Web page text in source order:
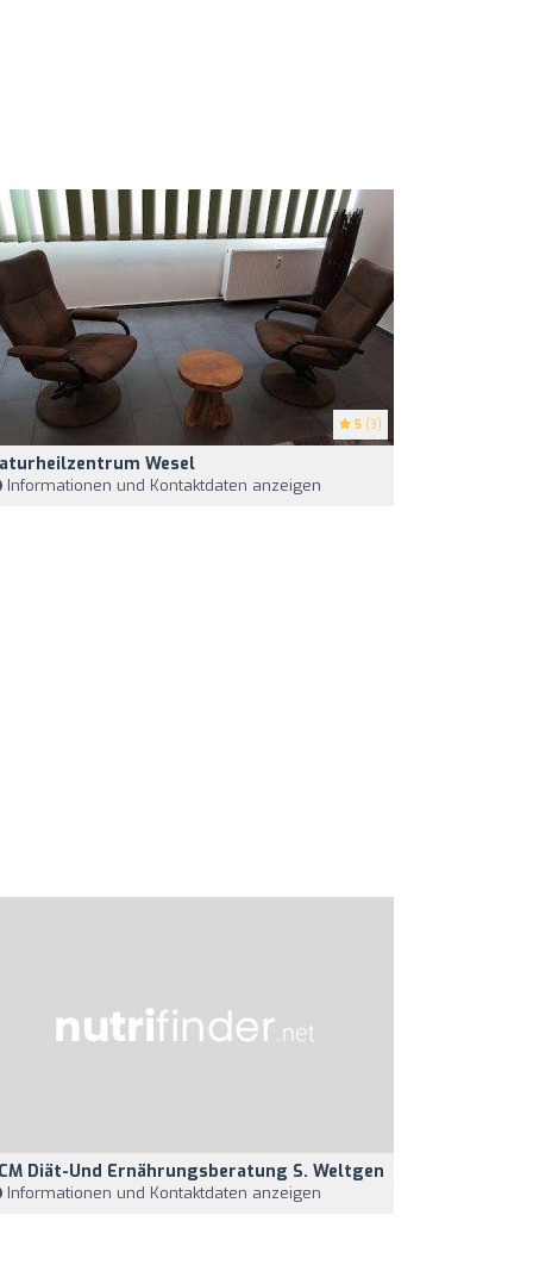
5 (3)
Wesel
Informationen und Kontaktdaten anzeigen
Diät-Und Ernährungsberatung S. Weltgen
Informationen und Kontaktdaten anzeigen